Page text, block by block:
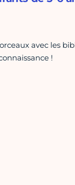
avec les
!